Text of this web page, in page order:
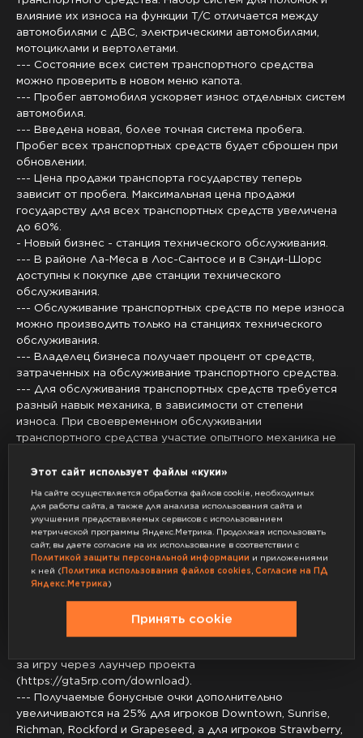
влияние их износа на функции Т/С отличается между
автомобилями с ДВС, электрическими автомобилями,
мотоциклами и вертолетами.
--- Состояние всех систем транспортного средства
можно проверить в новом меню капота.
--- Пробег автомобиля ускоряет износ отдельных систем
автомобиля.
--- Введена новая, более точная система пробега.
Пробег всех транспортных средств будет сброшен при
обновлении.
--- Цена продажи транспорта государству теперь
зависит от пробега. Максимальная цена продажи
государству для всех транспортных средств увеличена
до 60%.
- Новый бизнес - станция технического обслуживания.
--- В районе Ла-Меса в Лос-Сантосе и в Сэнди-Шорс
доступны к покупке две станции технического
обслуживания.
--- Обслуживание транспортных средств по мере износа
можно производить только на станциях технического
обслуживания.
--- Владелец бизнеса получает процент от средств,
затраченных на обслуживание транспортного средства.
--- Для обслуживания транспортных средств требуется
разный навык механика, в зависимости от степени
износа. При своевременном обслуживании
транспортного средства участие опытного механика не
самостоятельно, а для обслуживания сильно изношенных
систем потребуется механик вплоть до максимального
уровня навыка, которого можно будет нанять за
оговоренную плату.
- Новая валюта - Reward Points.
--- Новая валюта используется для покупок в серверных
магазинах (Platinum автосалон, Магазин одежды Люкс,
Магазин рюкзаков, Свадебный магазин, Ювелирный
магазин) напрямую в коллекцию.
--- За 4 часа игры можно получить 500 Reward Points
за игру через лаунчер проекта
(https://gta5rp.com/download).
--- Получаемые бонусные очки дополнительно
увеличиваются на 25% для игроков Downtown, Sunrise,
Richman, Rockford и Grapeseed, а для игроков Strawberry,
Этот сайт использует файлы «куки»
На сайте осуществляется обработка файлов cookie, необходимых
для работы сайта, а также для анализа использования сайта и
улучшения предоставляемых сервисов с использованием
метрической программы Яндекс.Метрика. Продолжая использовать
сайт, вы даете согласие на их использование в соответствии с
Политикой защиты персональной информации и приложениями
к ней (Политика использования файлов cookies ,Согласие на ПД
Яндекс.Метрика)
Принять cookie